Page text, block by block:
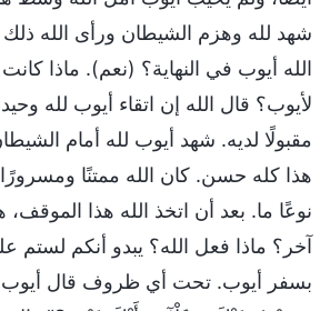
شهد لله وهزم الشيطان ورأى الله
الله أيوب في النهاية؟ (نعم). ماذا كانت
لأيوب؟ قال الله إن اتقاء أيوب لله
مقبولًا لديه. شهد أيوب لله أمام
هذا كله حسن. كان الله ممتنًا
نوعًا ما. بعد أن اتخذ الله هذا
آخر؟ ماذا فعل الله؟ يبدو أنكم لستم
بسفر أيوب. تحت أي ظروف قال